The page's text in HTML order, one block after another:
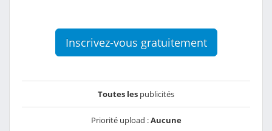
Inscrivez-vous gratuitement
Toutes les publicités
Priorité upload :Aucune